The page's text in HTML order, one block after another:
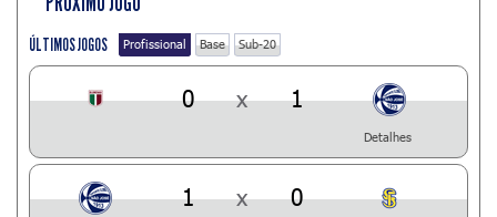
ÚLTIMOS JOGOS Profissional Base Sub-20
0 x 1
Detalhes
1 x 0